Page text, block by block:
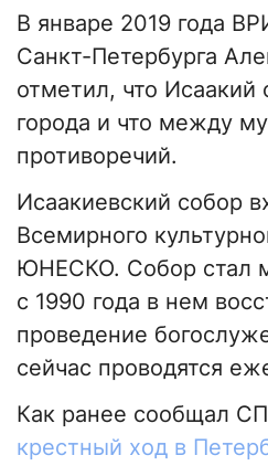
В январе 2019 года
Санкт-Петербурга
отметил, что Исаакий
города и что между
противоречий.
Исаакиевский собор
Всемирного
ЮНЕСКО. Собор стал
с 1990 года в нем
проведение
сейчас проводятся
Как ранее сообщал
крестный ход в